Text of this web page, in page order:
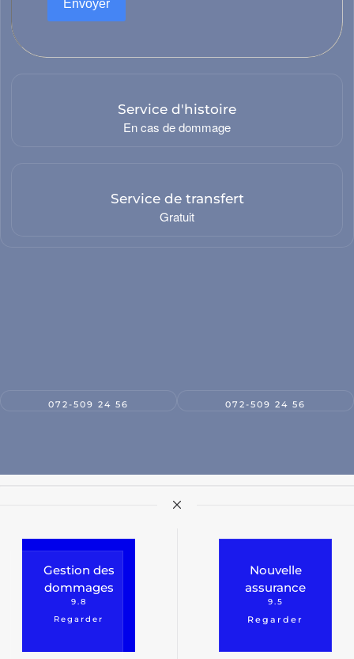
réparation et entretien
Communication et marketing
Envoyer
Service d'histoire
En cas de dommage
Service de transfert
Gratuit
072-509 24 56 072-509 24 56
Gestion des
dommages
9.8
Regarder
Nouvelle
assurance
9.5
Regarder